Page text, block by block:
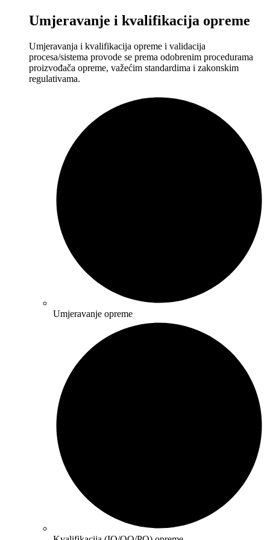
Umjeravanje i kvalifikacija opreme
Umjeravanja i kvalifikacija opreme i validacija
procesa/sistema provode se prema odobrenim procedurama
proizvođača opreme, važećim standardima i zakonskim
regulativama.
Umjeravanje opreme